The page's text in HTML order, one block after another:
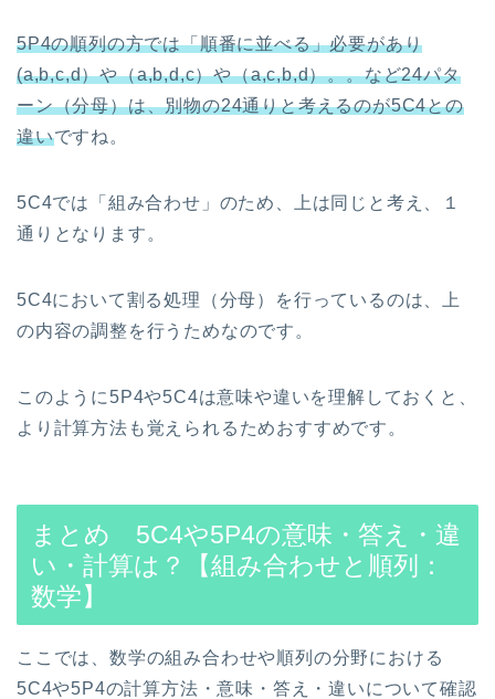
5P4の順列の方では「順番に並べる」必要があり
(a,b,c,d）や（a,b,d,c）や（a,c,b,d）。。など24パタ
ーン（分母）は、別物の24通りと考えるのが5C4との
違いですね。
5C4では「組み合わせ」のため、上は同じと考え、１
通りとなります。
5C4において割る処理（分母）を行っているのは、上
の内容の調整を行うためなのです。
このように5P4や5C4は意味や違いを理解しておくと、
より計算方法も覚えられるためおすすめです。
まとめ 5C4や5P4の意味・答え・違
い・計算は？【組み合わせと順列：
数学】
ここでは、数学の組み合わせや順列の分野における
5C4や5P4の計算方法・意味・答え・違いについて確認